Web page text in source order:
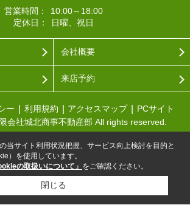
営業時間：
10:00～18:00
定休日：
日曜、祝日
会社概要
来店予約
ー 利用規約 アクセスマップ
PCサイト
会社城北商事不動産部 All rights reserved.
当サイト利用状況把握、サービス向上検討を目的と
）を使用しています。
の取扱いについて」 をご確認ください。
閉じる